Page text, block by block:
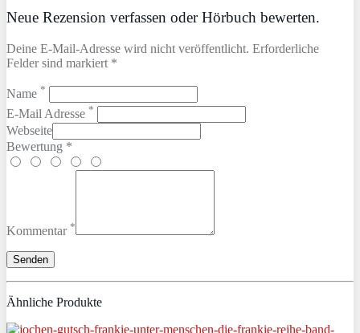
Neue Rezension verfassen oder Hörbuch bewerten.
Deine E-Mail-Adresse wird nicht veröffentlicht. Erforderliche
Felder sind markiert *
Name *
E-Mail Adresse *
Webseite
Bewertung *
Kommentar *
Ähnliche Produkte